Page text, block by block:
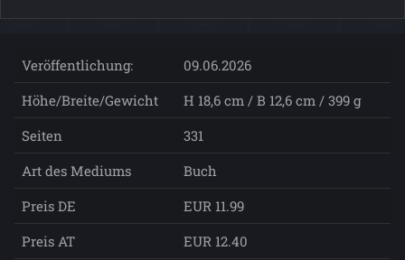
Veröffentlichung:
09.06.2026
Höhe/Breite/Gewicht
H 18,6 cm / B 12,6 cm / 399 g
Seiten
331
Art des Mediums
Buch
Preis DE
EUR 11.99
Preis AT
EUR 12.40